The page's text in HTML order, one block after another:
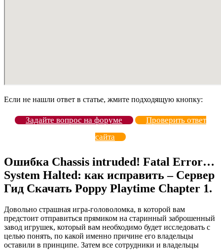
Если не нашли ответ в статье, жмите подходящую кнопку:
Задайте вопрос на форуме
Проверить ответ
сайта
Ошибка Chassis intruded! Fatal Error…
System Halted: как исправить – Сервер
Гид Скачать Poppy Playtime Chapter 1.
Довольно страшная игра-головоломка, в которой вам
предстоит отправиться прямиком на старинный заброшенный
завод игрушек, который вам необходимо будет исследовать с
целью понять, по какой именно причине его владельцы
оставили в принципе. Затем все сотрудники и владельцы